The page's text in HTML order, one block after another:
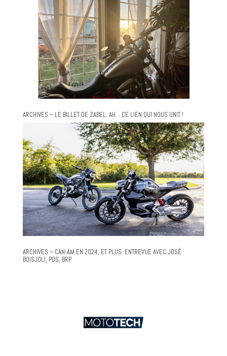
ARCHIVES – LE BILLET DE ZABEL. AH… CE LIEN QUI NOUS UNIT !
ARCHIVES – CAN-AM EN 2024, ET PLUS. ENTREVUE AVEC JOSÉ
BOISJOLI, PDG, BRP.